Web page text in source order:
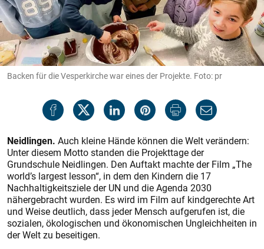
Backen für die Vesperkirche war eines der Projekte. Foto: pr
Neidlingen. Auch kleine Hände können die Welt verändern:
Unter diesem Motto standen die Projekttage der
Grundschule Neidlingen. Den Auftakt machte der Film „The
world’s largest lesson“, in dem den Kindern die 17
Nachhaltigkeitsziele der UN und die Agenda 2030
nähergebracht wurden. Es wird im Film auf kindgerechte Art
und Weise deutlich, dass jeder Mensch aufgerufen ist, die
sozialen, ökologischen und ökonomischen Ungleichheiten in
der Welt zu beseitigen.